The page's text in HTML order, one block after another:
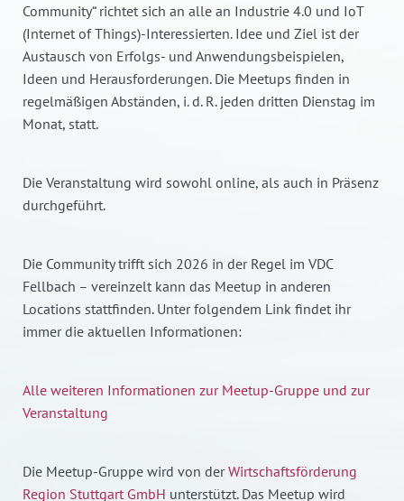
Community“ richtet sich an alle an Industrie 4.0 und IoT
(Internet of Things)-Interessierten. Idee und Ziel ist der
Austausch von Erfolgs- und Anwendungsbeispielen,
Ideen und Herausforderungen. Die Meetups finden in
regelmäßigen Abständen, i. d. R. jeden dritten Dienstag im
Monat, statt.
Die Veranstaltung wird sowohl online, als auch in Präsenz
durchgeführt.
Die Community trifft sich 2026 in der Regel im VDC
Fellbach – vereinzelt kann das Meetup in anderen
Locations stattfinden. Unter folgendem Link findet ihr
immer die aktuellen Informationen:
Alle weiteren Informationen zur Meetup-Gruppe und zur
Veranstaltung
Die Meetup-Gruppe wird von derWirtschaftsförderung
Region Stuttgart GmbH unterstützt. Das Meetup wird